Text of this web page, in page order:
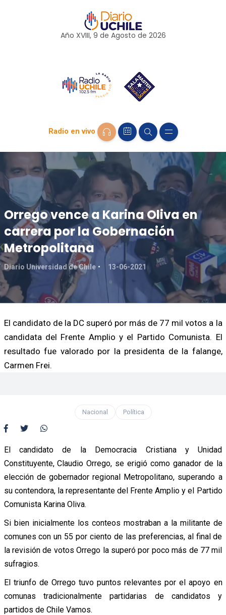
Año XVIII, 9 de Agosto de 2026
Radio en vivo
Orrego vence a Karina Oliva en
carrera por la Gobernación
Metropolitana
Diario Universidad de Chile 13-06-2021
El candidato de la DC superó por más de 77 mil votos a la
candidata del Frente Amplio y el Partido Comunista. El
resultado fue valorado por la presidenta de la falange,
Carmen Frei.
Nacional Política
El candidato de la Democracia Cristiana y Unidad
Constituyente, Claudio Orrego, se erigió como ganador de la
elección de gobernador regional Metropolitano, superando a
su contendora, la representante del Frente Amplio y el Partido
Comunista Karina Oliva.
Si bien inicialmente los conteos mostraban a la militante de
comunes con un 55 por ciento de las preferencias, al final de
la revisión de votos Orrego la superó por poco más de 77 mil
sufragios.
El triunfo de Orrego tuvo puntos relevantes por el apoyo en
comunas tradicionalmente partidarias de candidatos y
partidos de Chile Vamos.